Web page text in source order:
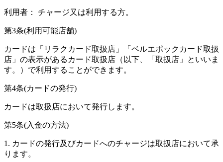
利用者 ： チャージ又は利用する方。
第3条(利用可能店舗)
カードは「リラクカード取扱店」「ベルエポックカード取扱
店」の表示があるカード取扱店（以下、「取扱店」といいま
す。）で利用することができます。
第4条(カードの発行)
カードは取扱店において発行します。
第5条(入金の方法)
1. カードの発行及びカードへのチャージは取扱店において承
ります。